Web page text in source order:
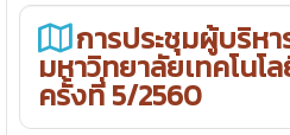
การประชุมผู้บริห
มหาวิทยาลัยเทคโน
ครั้งที่ 5/2560